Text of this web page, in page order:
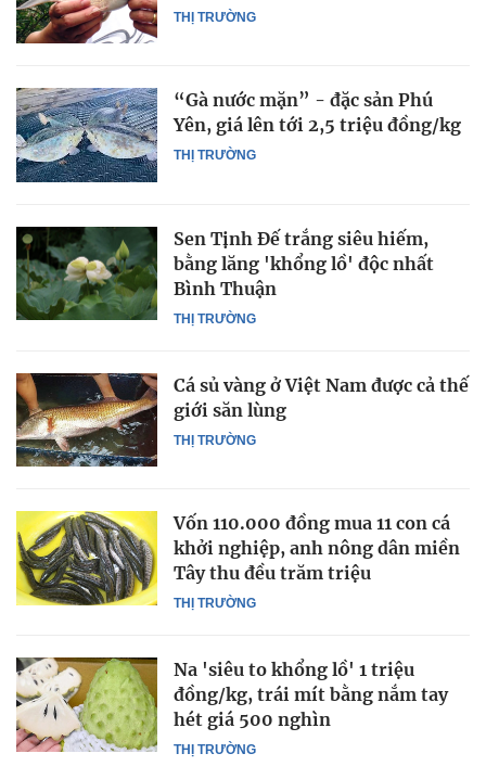
THỊ TRƯỜNG
THỊ TRƯỜNG
“Gà nước mặn” - đặc sản Phú
Yên, giá lên tới 2,5 triệu đồng/kg
THỊ TRƯỜNG
Sen Tịnh Đế trắng siêu hiếm,
bằng lăng 'khổng lồ' độc nhất
Bình Thuận
THỊ TRƯỜNG
Cá sủ vàng ở Việt Nam được cả thế
giới săn lùng
THỊ TRƯỜNG
Vốn 110.000 đồng mua 11 con cá
khởi nghiệp, anh nông dân miền
Tây thu đều trăm triệu
THỊ TRƯỜNG
Na 'siêu to khổng lồ' 1 triệu
đồng/kg, trái mít bằng nắm tay
hét giá 500 nghìn